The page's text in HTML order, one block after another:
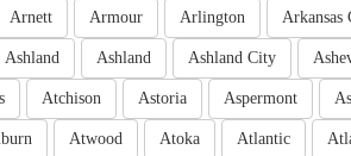
Arkansas
Arlington
Armour
Arnett
Ashland City
Ashland
Ashland
Aspermont
Astoria
Atchison
Atlantic
Atoka
Atwood